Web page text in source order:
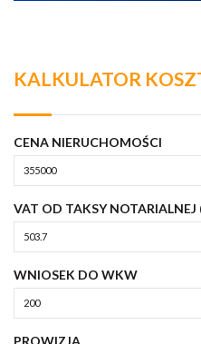
KALKULATOR
CENA NIERUCHOMOŚCI
VAT OD TAKSY
WNIOSEK DO WKW
PROWIZJA